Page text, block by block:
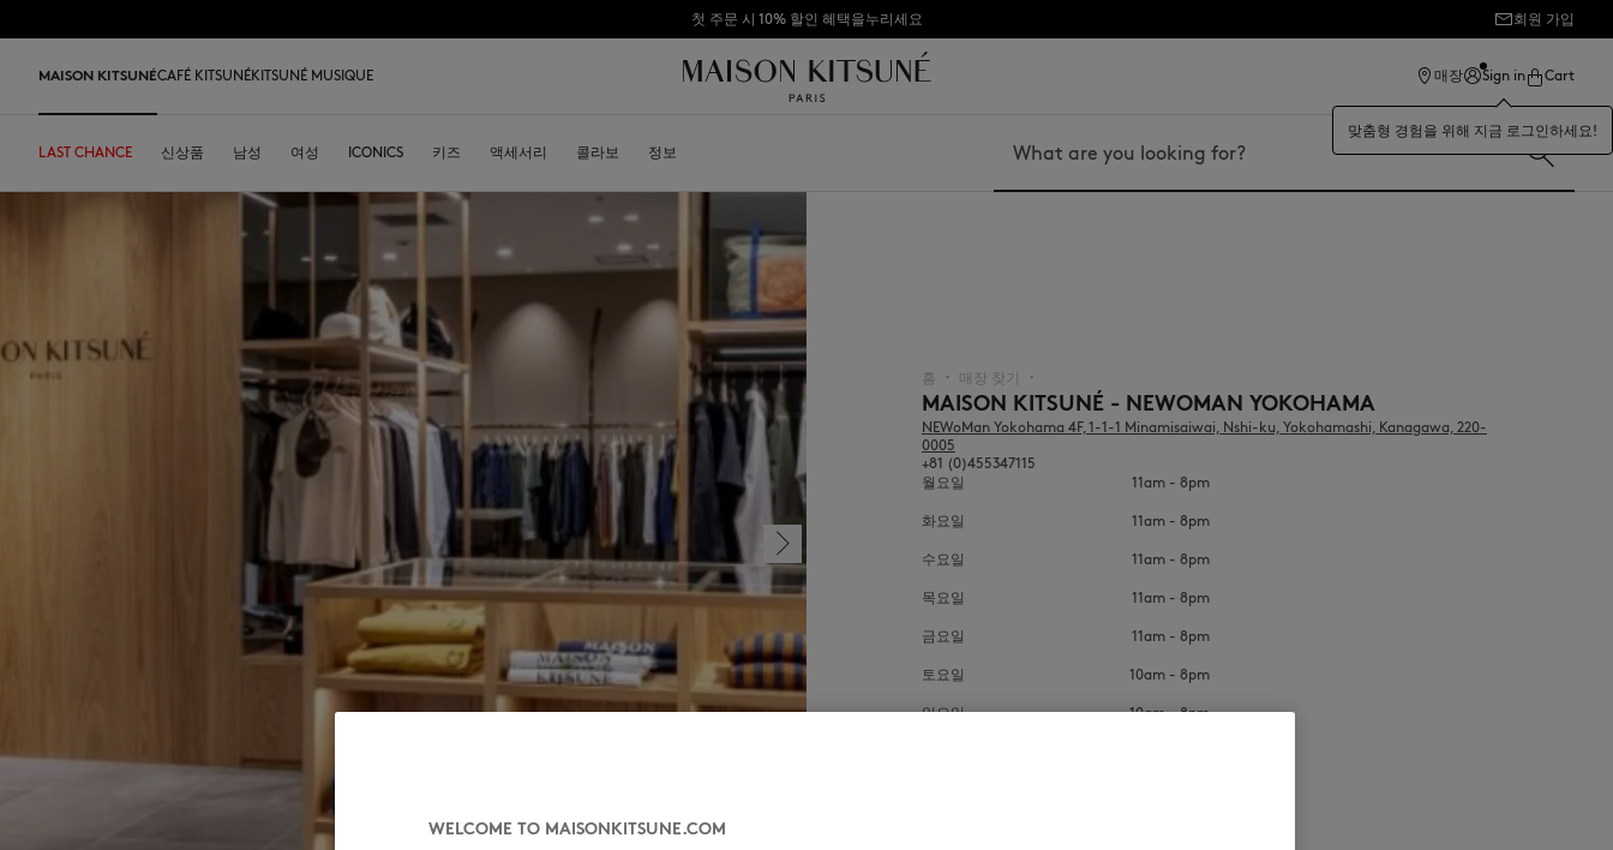
첫 주문 시 10% 할인 혜택을누리세요 회원 가입
Bags
New In
MAISON KITSUNÉCAFÉ KITSUNÉKITSUNÉ MUSIQUE 매장 Sign in
맞춤형 경험을 위해 지금 로그인하세요!
Cart
LAST CHANCE
셔츠
코트 & 자켓
티셔츠 & 폴로
맨투맨 & 후디
스웨터 & 가디건
셔츠
코트 & 자켓
트라우저 & 반바지
드레스 & 스커트
액세서리
신상품 남성
코트 & 자켓
폴로
Our Foxes
Our logos
NEW IN MEN
Kids collection
Kitsuné Bien-Être
Savoir-Faire Collection
Maison Kitsuné Paris
Double Fox Head
Grey Fox
Dressed Fox
MK Handwriting
여성
코트 & 자켓
폴로
Our Foxes
Our logos
NEW IN WOMEN
Baby Fox
Kids collection
Savoir-Faire Collection
Kitsuné Bien-Être
Maison Kitsuné Paris
Double Fox Head
Dressed Fox
MK Handwriting
ICONICS 키즈 액세서리
소형 가죽 제품
The Edie bag
스니커즈
남성 신발
여성 신발
MK x Indosole
MK x Paraboot
벨트
휴대폰 액세서리
키링
라이프스타일 액세서리
콜라보
BONPOINT
KURO
정보
2026 가을-겨울
2027 봄-여름
LAST CHANCE 카페키츠네 컬렉션
콜라보레이션
식기류
주소 DESA KITSUNÉ 회사 소개 가맹점 되기
HOME DESA KITSUNÉ ARCHIVES Search
홈 ▪︎ 매장 찾기 ▪︎
MAISON KITSUNÉ - NEWOMAN YOKOHAMA
NEWoMan Yokohama 4F, 1-1-1 Minamisaiwai, Nshi-ku, Yokohamashi, Kanagawa, 220-
0005
+81 (0)455347115
월요일
11am - 8pm
화요일 11am - 8pm
수요일 11am - 8pm
목요일 11am - 8pm
금요일 11am - 8pm
토요일 10am - 8pm
일요일 10am - 8pm
WELCOME TO MAISONKITSUNE.COM